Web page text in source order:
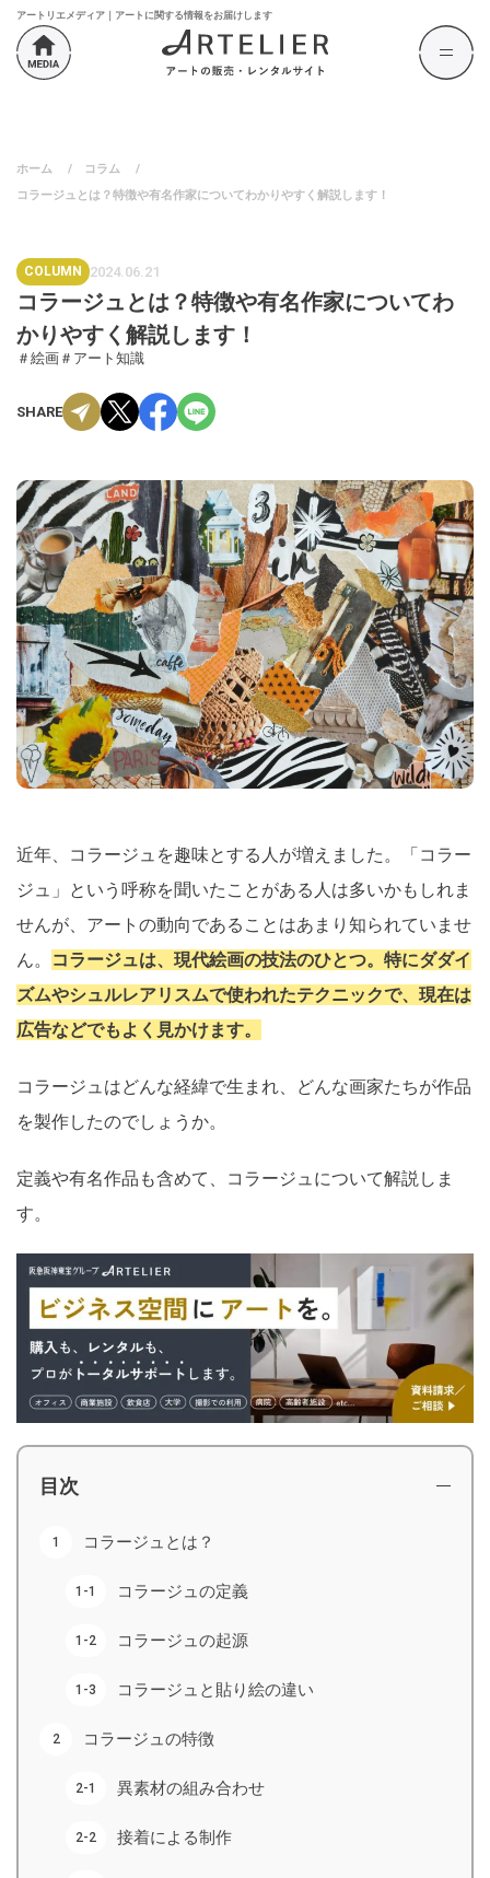
アートリエメディア｜アートに関する情報をお届けします
ホーム / コラム /
コラージュとは？特徴や有名作家についてわかりやすく解説します！
COLUMN 2024.06.21
コラージュとは？特徴や有名作家についてわ
かりやすく解説します！
＃絵画 ＃アート知識
SHARE
近年、コラージュを趣味とする人が増えました。「コラー
ジュ」という呼称を聞いたことがある人は多いかもしれま
せんが、アートの動向であることはあまり知られていませ
ん。
コラージュは、現代絵画の技法のひとつ。特にダダイ
ズムやシュルレアリスムで使われたテクニックで、現在は
広告などでもよく見かけます。
コラージュはどんな経緯で生まれ、どんな画家たちが作品
を製作したのでしょうか。
定義や有名作品も含めて、コラージュについて解説しま
す。
目次
コラージュとは？
コラージュの定義
コラージュの起源
コラージュと貼り絵の違い
コラージュの特徴
異素材の組み合わせ
接着による制作